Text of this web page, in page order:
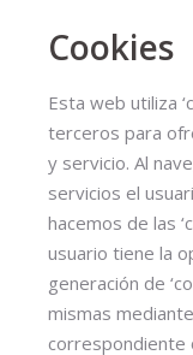
Cookies
Esta web utiliza
terceros para
y servicio. Al
servicios el
hacemos de las
usuario tiene la
generación de
mismas
correspondiente